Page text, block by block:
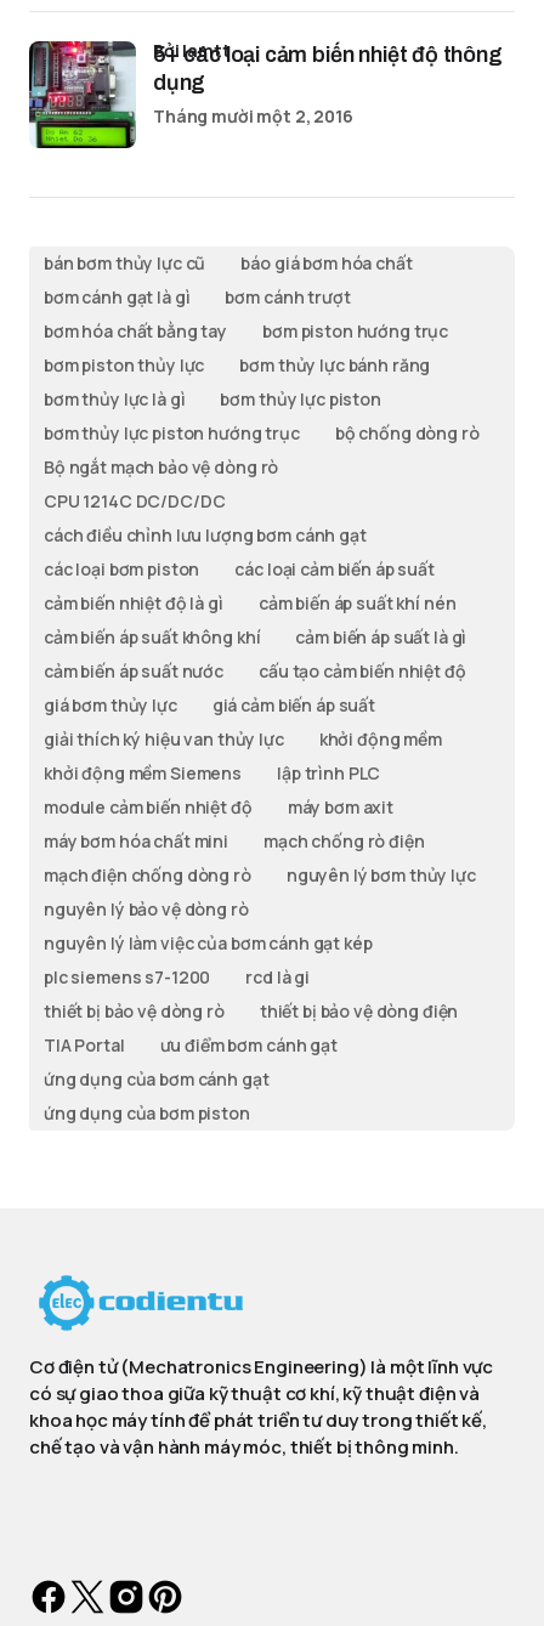
5+ các loại cảm biến nhiệt độ thông
dụng
bởi lamtt
Tháng mười một 2, 2016
bán bơm thủy lực cũ
báo giá bơm hóa chất
bơm cánh gạt là gì
bơm cánh trượt
bơm hóa chất bằng tay
bơm piston hướng trục
bơm piston thủy lực
bơm thủy lực bánh răng
bơm thủy lực là gì
bơm thủy lực piston
bơm thủy lực piston hướng trục
bộ chống dòng rò
Bộ ngắt mạch bảo vệ dòng rò
CPU 1214C DC/DC/DC
cách điều chỉnh lưu lượng bơm cánh gạt
các loại bơm piston
các loại cảm biến áp suất
cảm biến nhiệt độ là gì
cảm biến áp suất khí nén
cảm biến áp suất không khí
cảm biến áp suất là gì
cảm biến áp suất nước
cấu tạo cảm biến nhiệt độ
giá bơm thủy lực
giá cảm biến áp suất
giải thích ký hiệu van thủy lực
khởi động mềm
khởi động mềm Siemens
lập trình PLC
module cảm biến nhiệt độ
máy bơm axit
máy bơm hóa chất mini
mạch chống rò điện
mạch điện chống dòng rò
nguyên lý bơm thủy lực
nguyên lý bảo vệ dòng rò
nguyên lý làm việc của bơm cánh gạt kép
plc siemens s7-1200
rcd là gi
thiết bị bảo vệ dòng rò
thiết bị bảo vệ dòng điện
TIA Portal
ưu điểm bơm cánh gạt
ứng dụng của bơm cánh gạt
ứng dụng của bơm piston
Cơ điện tử (Mechatronics Engineering) là một lĩnh vực
có sự giao thoa giữa kỹ thuật cơ khí, kỹ thuật điện và
khoa học máy tính để phát triển tư duy trong thiết kế,
chế tạo và vận hành máy móc, thiết bị thông minh.